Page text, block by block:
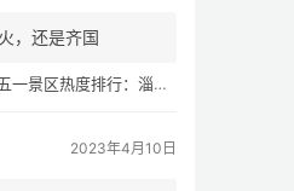
，还是齐国
排行：淄博八大局早市，遥遥领先
2023年4月10日